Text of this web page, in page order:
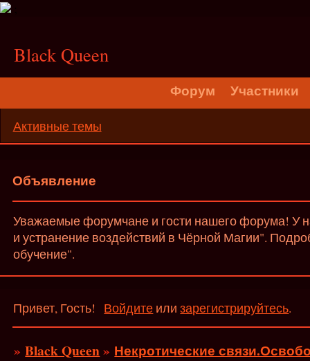
Black Queen
Форум Участники
Активные темы
Объявление
Уважаемые форумчане и гости нашего форума! У
и устранение воздействий в Чёрной Магии".
обучение".
Привет, Гость! Войдите илизарегистрируйтесь.
»Black Queen» Некротические